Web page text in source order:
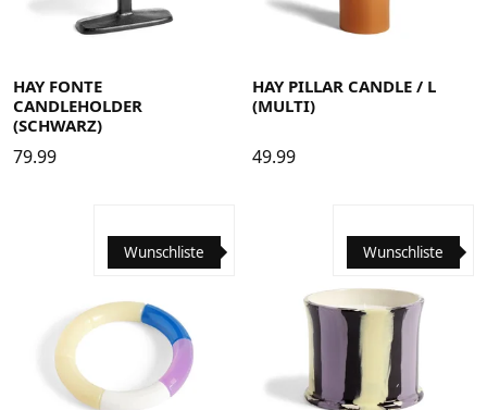
HAY FONTE
CANDLEHOLDER
(SCHWARZ)
79.99
HAY PILLAR CANDLE / L
(MULTI)
49.99
Wunschliste Wunschliste